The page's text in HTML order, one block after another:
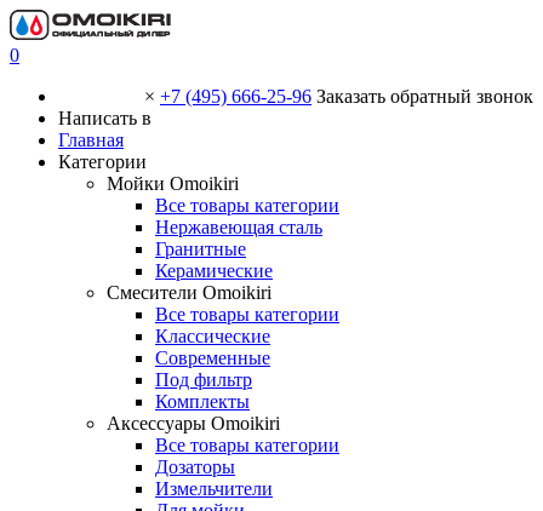
0
× +7 (495) 666-25-96 Заказать обратный звонок
Написать в
Главная
Категории
Мойки Omoikiri
Все товары категории
Нержавеющая сталь
Гранитные
Керамические
Смесители Omoikiri
Все товары категории
Классические
Современные
Под фильтр
Комплекты
Аксессуары Omoikiri
Все товары категории
Дозаторы
Измельчители